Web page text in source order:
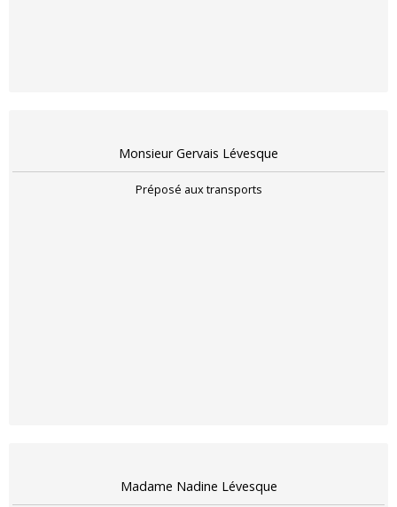
Monsieur Gervais Lévesque
Préposé aux transports
Madame Nadine Lévesque